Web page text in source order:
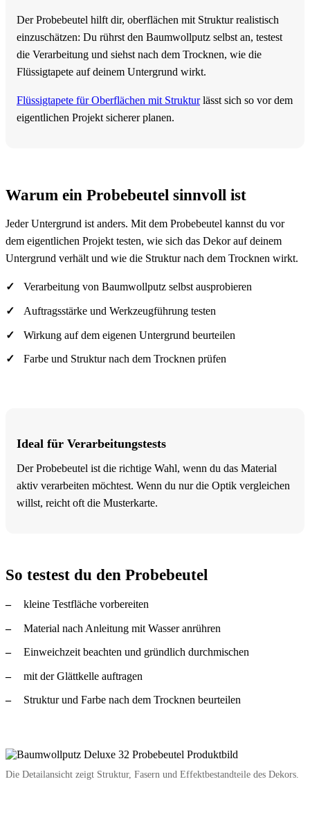
Der Probebeutel hilft dir, oberflächen mit Struktur realistisch
einzuschätzen: Du rührst den Baumwollputz selbst an, testest
die Verarbeitung und siehst nach dem Trocknen, wie die
Flüssigtapete auf deinem Untergrund wirkt.
Flüssigtapete für Oberflächen mit Strukturlässt sich so vor dem
eigentlichen Projekt sicherer planen.
Warum ein Probebeutel sinnvoll ist
Jeder Untergrund ist anders. Mit dem Probebeutel kannst du vor
dem eigentlichen Projekt testen, wie sich das Dekor auf deinem
Untergrund verhält und wie die Struktur nach dem Trocknen wirkt.
Verarbeitung von Baumwollputz selbst ausprobieren
Auftragsstärke und Werkzeugführung testen
Wirkung auf dem eigenen Untergrund beurteilen
Farbe und Struktur nach dem Trocknen prüfen
Ideal für Verarbeitungstests
Der Probebeutel ist die richtige Wahl, wenn du das Material
aktiv verarbeiten möchtest. Wenn du nur die Optik vergleichen
willst, reicht oft die Musterkarte.
So testest du den Probebeutel
kleine Testfläche vorbereiten
Material nach Anleitung mit Wasser anrühren
Einweichzeit beachten und gründlich durchmischen
mit der Glättkelle auftragen
Struktur und Farbe nach dem Trocknen beurteilen
Die Detailansicht zeigt Struktur, Fasern und Effektbestandteile des Dekors.